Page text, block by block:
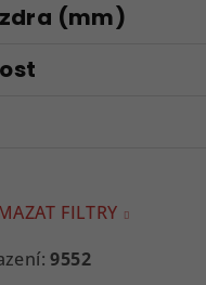
(mm)
FILTRY
9552